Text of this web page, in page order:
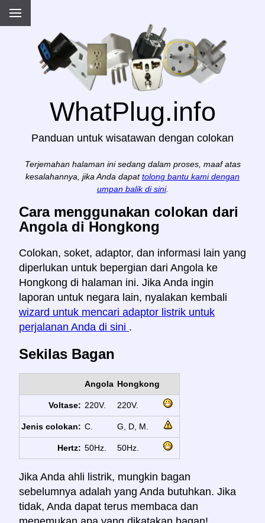
WhatPlug.info
Panduan untuk wisatawan dengan colokan
Terjemahan halaman ini sedang dalam proses, maaf atas
kesalahannya, jika Anda dapat tolong bantu kami dengan
umpan balik di sini.
Cara menggunakan colokan dari
Angola di Hongkong
Colokan, soket, adaptor, dan informasi lain yang
diperlukan untuk bepergian dari Angola ke
Hongkong di halaman ini. Jika Anda ingin
laporan untuk negara lain, nyalakan kembali
wizard untuk mencari adaptor listrik untuk
perjalanan Anda di sini .
Sekilas Bagan
Angola Hongkong
Voltase: 220V. 220V.
Jenis colokan: C. G, D, M.
Hertz: 50Hz. 50Hz.
Jika Anda ahli listrik, mungkin bagan
sebelumnya adalah yang Anda butuhkan. Jika
tidak, Anda dapat terus membaca dan